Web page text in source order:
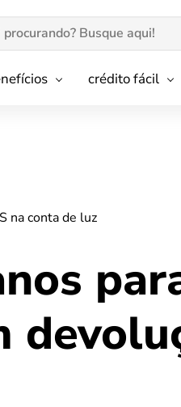
crédito fácil
na conta de luz